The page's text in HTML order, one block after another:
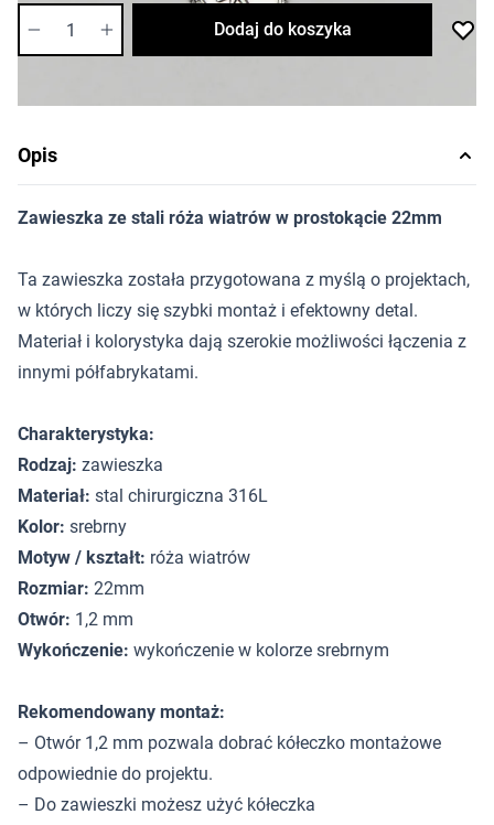
Dodaj do koszyka
Opis
Zawieszka ze stali róża wiatrów w prostokącie 22mm
Ta zawieszka została przygotowana z myślą o projektach,
w których liczy się szybki montaż i efektowny detal.
Materiał i kolorystyka dają szerokie możliwości łączenia z
innymi półfabrykatami.
Charakterystyka:
Rodzaj: zawieszka
Materiał: stal chirurgiczna 316L
Kolor: srebrny
Motyw / kształt: róża wiatrów
Rozmiar: 22mm
Otwór: 1,2 mm
Wykończenie: wykończenie w kolorze srebrnym
Rekomendowany montaż:
– Otwór 1,2 mm pozwala dobrać kółeczko montażowe
odpowiednie do projektu.
– Do zawieszki możesz użyć kółeczka